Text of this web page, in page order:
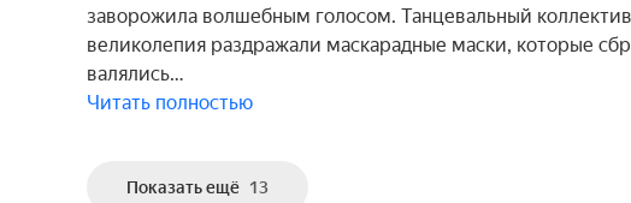
заворожила волшебным голосом. Танцевальный
великолепия раздражали маскарадные маски, которые
валялись…
Читать полностью
Показать ещё 13